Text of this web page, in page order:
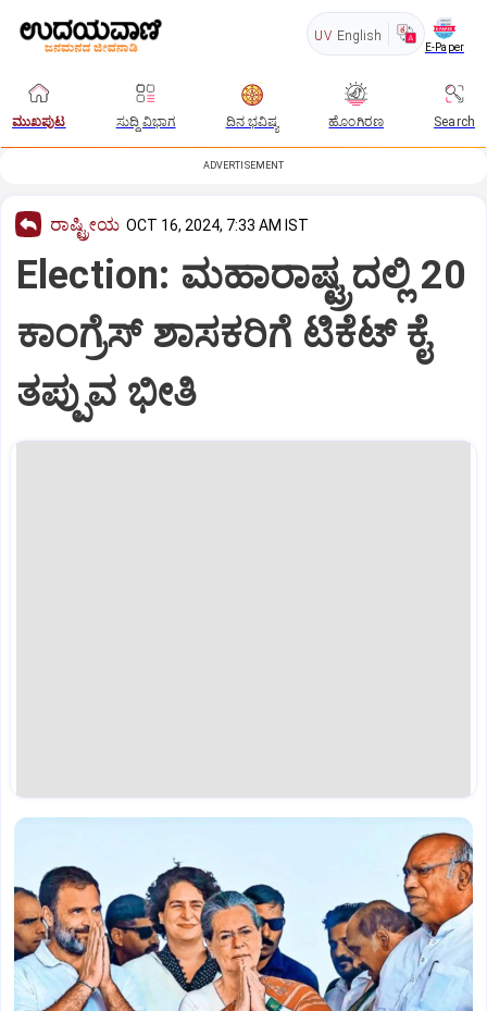
UV English
E-Paper
ಮುಖಪುಟ ಸುದ್ದಿ ವಿಭಾಗ ದಿನ ಭವಿಷ್ಯ ಹೊಂಗಿರಣ Search
ADVERTISEMENT
ರಾಷ್ಟ್ರೀಯ OCT 16, 2024, 7:33 AM IST
Election: ಮಹಾರಾಷ್ಟ್ರದಲ್ಲಿ 20
ಕಾಂಗ್ರೆಸ್‌ ಶಾಸಕರಿಗೆ ಟಿಕೆಟ್‌ ಕೈ
ತಪ್ಪುವ ಭೀತಿ